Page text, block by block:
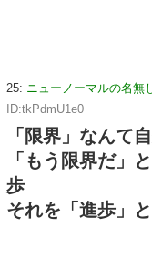
25: ニューノーマルの名無
ID:tkPdmU1e0
「限界」なんて
「もう限界だ」
歩
それを「進歩」